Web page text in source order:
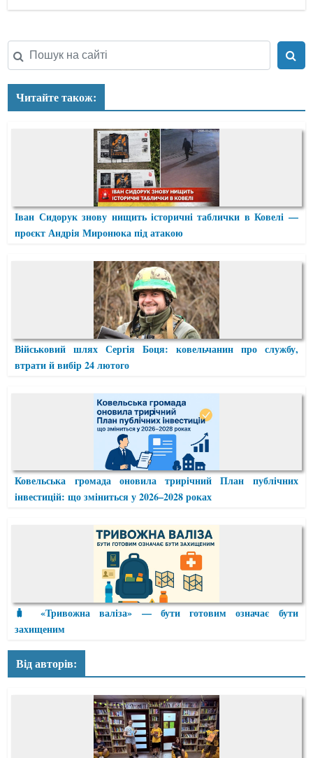
Читайте також:
Іван Сидорук знову нищить історичні таблички в Ковелі —
проєкт Андрія Миронюка під атакою
Військовий шлях Сергія Боця: ковельчанин про службу,
втрати й вибір 24 лютого
Ковельська громада оновила трирічний План публічних
інвестицій: що зміниться у 2026–2028 роках
🧳 «Тривожна валіза» — бути готовим означає бути
захищеним
Від авторів: